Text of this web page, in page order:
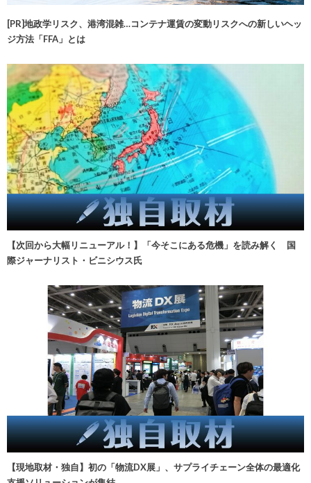
[PR]地政学リスク、港湾混雑…コンテナ運賃の変動リスクへの新しいヘッ
ジ方法「FFA」とは
【次回から大幅リニューアル！】「今そこにある危機」を読み解く 国
際ジャーナリスト・ビニシウス氏
【現地取材・独自】初の「物流DX展」、サプライチェーン全体の最適化